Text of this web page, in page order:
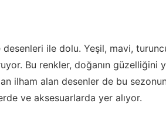
desenleri ile dolu. Yeşil, mavi,
Bu renkler, doğanın güzelliğini
ilham alan desenler de bu
ve aksesuarlarda yer alıyor.